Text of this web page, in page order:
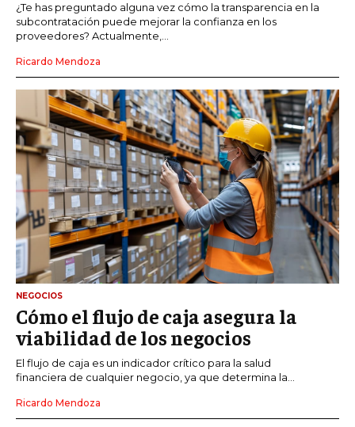
¿Te has preguntado alguna vez cómo la transparencia en la
subcontratación puede mejorar la confianza en los
proveedores? Actualmente,...
Ricardo Mendoza
NEGOCIOS
Cómo el flujo de caja asegura la
viabilidad de los negocios
El flujo de caja es un indicador crítico para la salud
financiera de cualquier negocio, ya que determina la...
Ricardo Mendoza